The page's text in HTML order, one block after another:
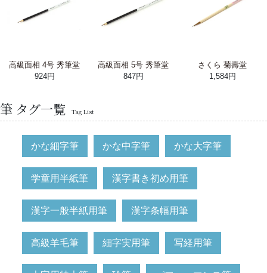
高級面相 4号 秀筆堂
924円
高級面相 5号 秀筆堂
847円
さくら 菊壽堂
1,584円
筆 タグ一覧 Tag List
かな細字筆 かな中字筆 かな大字筆
学童用半紙筆 漢字書き初め用筆
漢字一般半紙用筆 漢字条幅用筆
高級羊毛筆 細字実用筆 写経用筆